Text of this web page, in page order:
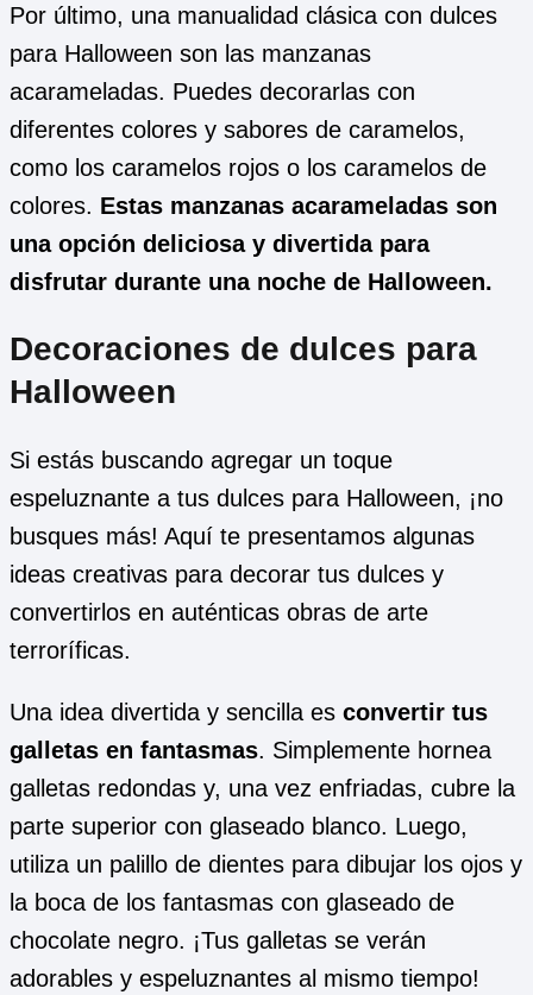
Por último, una manualidad clásica con dulces
para Halloween son las manzanas
acarameladas. Puedes decorarlas con
diferentes colores y sabores de caramelos,
como los caramelos rojos o los caramelos de
colores. Estas manzanas acarameladas son
una opción deliciosa y divertida para
disfrutar durante una noche de Halloween.
Decoraciones de dulces para
Halloween
Si estás buscando agregar un toque
espeluznante a tus dulces para Halloween, ¡no
busques más! Aquí te presentamos algunas
ideas creativas para decorar tus dulces y
convertirlos en auténticas obras de arte
terroríficas.
Una idea divertida y sencilla es convertir tus
galletas en fantasmas. Simplemente hornea
galletas redondas y, una vez enfriadas, cubre la
parte superior con glaseado blanco. Luego,
utiliza un palillo de dientes para dibujar los ojos y
la boca de los fantasmas con glaseado de
chocolate negro. ¡Tus galletas se verán
adorables y espeluznantes al mismo tiempo!